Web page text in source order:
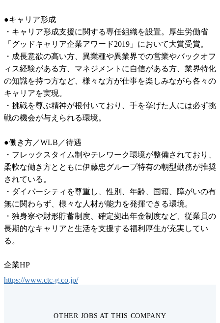
●キャリア形成
・キャリア形成支援に関する専任組織を設置。厚生労働省
「グッドキャリア企業アワード2019」において大賞受賞。
・成長意欲の高い方、異業種や異業界での営業やバックオフ
ィス経験がある方、マネジメントに自信がある方、業界特化
の知識を持つ方など、様々な方が仕事を楽しみながら各々の
キャリアを実現。
・挑戦を尊ぶ精神が根付いており、手を挙げた人には必ず挑
戦の機会が与えられる環境。
●働き方／WLB／待遇
・フレックスタイム制やテレワーク環境が整備されており、
柔軟な働き方とともに伊藤忠グループ特有の朝型勤務が推奨
されている。
・ダイバーシティを尊重し、性別、年齢、国籍、障がいの有
無に関わらず、様々な人材が能力を発揮できる環境。
・独身寮や財形貯蓄制度、確定拠出年金制度など、従業員の
長期的なキャリアと生活を支援する福利厚生が充実してい
る。
企業HP
https://www.ctc-g.co.jp/
OTHER JOBS AT THIS COMPANY